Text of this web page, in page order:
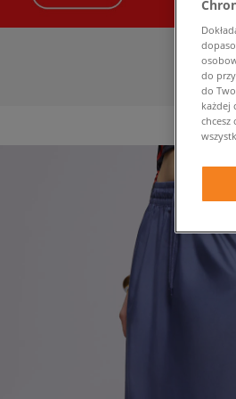
do
do
każdej